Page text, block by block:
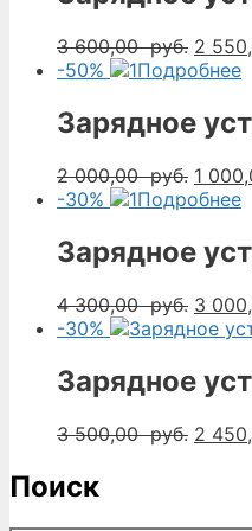
3 600,00руб.
цена
3
руб..
2
-50% Подробнее
Зарядное
2 000,00руб.
цена
2
руб..
1
-30% Подробнее
Зарядное
4 300,00руб.
цена
4
руб..
3
-30%
Зарядное
3 500,00руб. 2
Поиск